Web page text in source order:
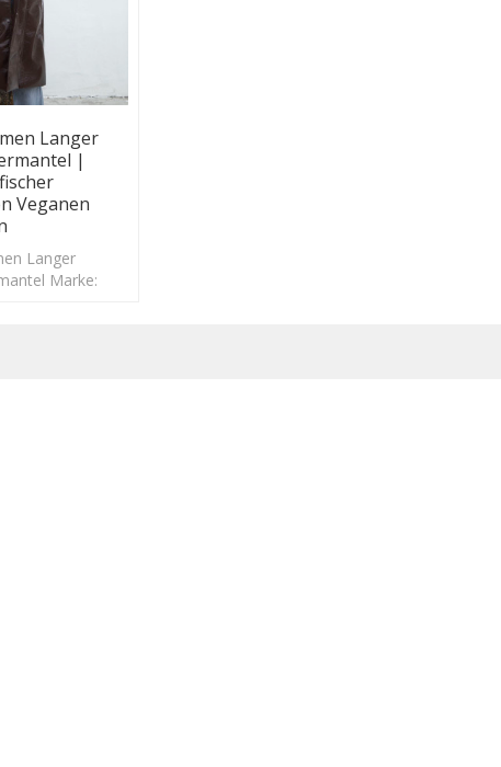
Langer
|
Veganen
Langer
Marke: